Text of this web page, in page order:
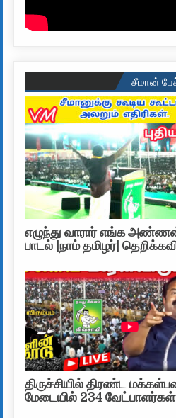
சீமான்
எழுந்து வாரார் எங்க
பாடல் |நாம் தமிழர்|
திருச்சியில் திரண்ட
மேடையில் 234 வேட்பாளர்கள்